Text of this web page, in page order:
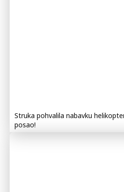
Struka pohvalila nabavku
posao!